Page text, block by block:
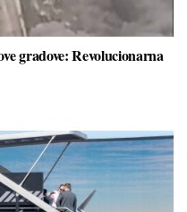
gradove: Revolucionarna